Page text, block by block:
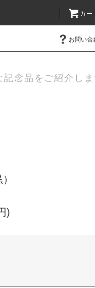
カー
お問い合
念品をご紹介しま
)